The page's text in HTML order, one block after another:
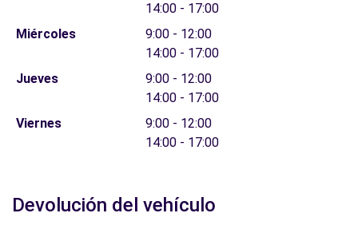
14:00 - 17:00
Miércoles
9:00 - 12:00
14:00 - 17:00
Jueves
9:00 - 12:00
14:00 - 17:00
Viernes
9:00 - 12:00
14:00 - 17:00
Devolución del vehículo